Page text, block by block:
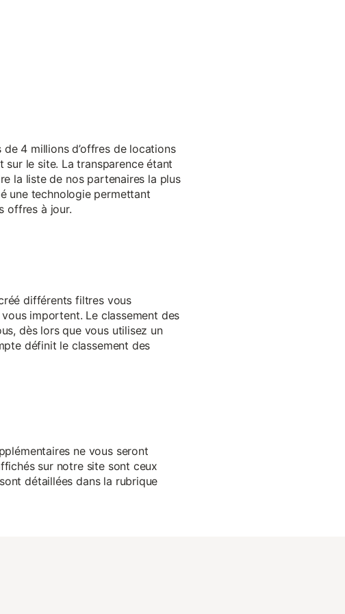
4 millions d’offres de locations
le site. La transparence étant
la liste de nos partenaires la plus
une technologie permettant
offres à jour.
différents filtres vous
importent. Le classement des
dès lors que vous utilisez un
définit le classement des
ne vous seront
sur notre site sont ceux
détaillées dans la rubrique